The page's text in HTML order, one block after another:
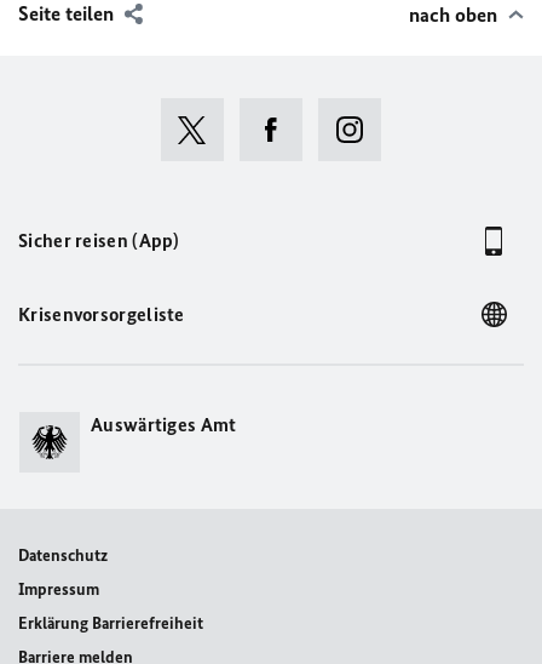
Seite teilen nach oben
Sicher reisen (App)
Krisenvorsorgeliste
Auswärtiges Amt
Datenschutz
Impressum
Erklärung Barrierefreiheit
Barriere melden